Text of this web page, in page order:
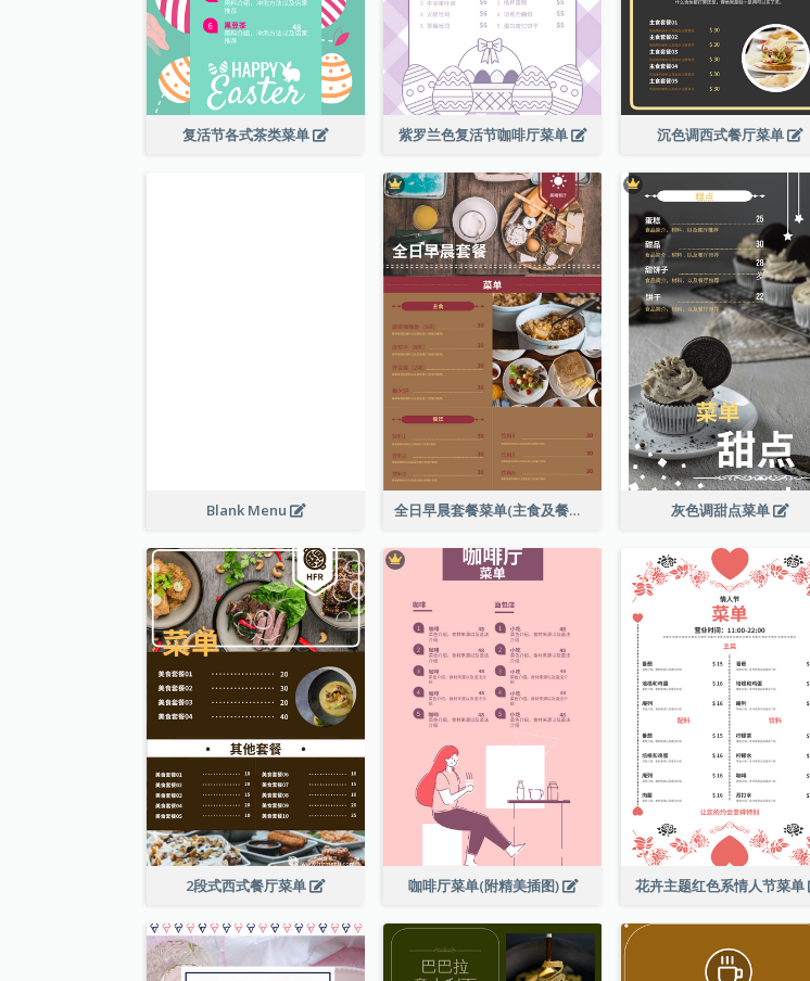
复活节各式茶类菜单 紫罗兰色复活节咖啡厅菜单 沉色调西式餐厅菜单
Blank Menu 全日早晨套餐菜单(主食及餐饮) 灰色调甜点菜单
2段式西式餐厅菜单 咖啡厅菜单(附精美插图) 花卉主题红色系情人节菜单